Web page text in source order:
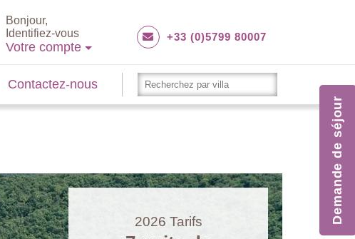
Bonjour,
Identifiez-vous
Votre compte
+33 (0)5799 80007
Contactez-nous
2026 Tarifs Demande de séjour